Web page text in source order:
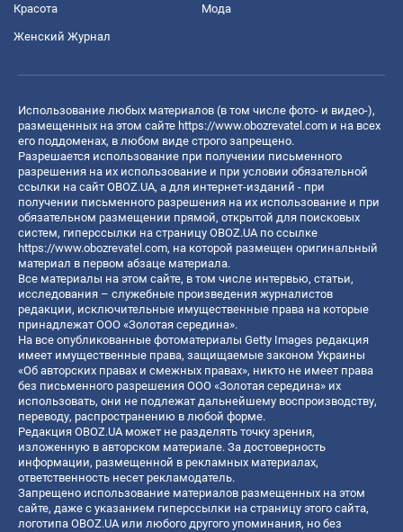
Красота Мода
Женский Журнал
Использование любых материалов (в том числе фото- и видео-),
размещенных на этом сайте https://www.obozrevatel.com и на всех
его поддоменах, в любом виде строго запрещено.
Разрешается использование при получении письменного
разрешения на их использование и при условии обязательной
ссылки на сайт OBOZ.UA, а для интернет-изданий - при
получении письменного разрешения на их использование и при
обязательном размещении прямой, открытой для поисковых
систем, гиперссылки на страницу OBOZ.UA по ссылке
https://www.obozrevatel.com, на которой размещен оригинальный
материал в первом абзаце материала.
Все материалы на этом сайте, в том числе интервью, статьи,
исследования – служебные произведения журналистов
редакции, исключительные имущественные права на которые
принадлежат ООО «Золотая середина».
На все опубликованные фотоматериалы Getty Images редакция
имеет имущественные права, защищаемые законом Украины
«Об авторских правах и смежных правах», никто не имеет права
без письменного разрешения ООО «Золотая середина» их
использовать, они не подлежат дальнейшему воспроизводству,
переводу, распространению в любой форме.
Редакция OBOZ.UA может не разделять точку зрения,
изложенную в авторском материале. За достоверность
информации, размещенной в рекламных материалах,
ответственность несет рекламодатель.
Запрещено использование материалов размещенных на этом
сайте, даже с указанием гиперссылки на страницу этого сайта,
логотипа OBOZ.UA или любого другого упоминания, но без